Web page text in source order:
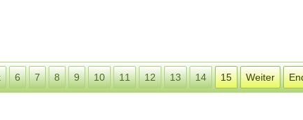
6 7 8 9 10 11 12 13 14 15 Weiter